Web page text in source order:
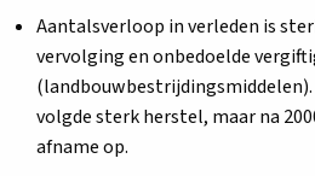
Aantalsverloop in verleden is
vervolging en onbedoelde
volgde sterk herstel, maar na
afname op.